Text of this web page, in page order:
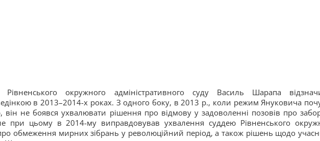
Рівненського окружного адміністративного суду Василь Шарапа
в 2013–2014-х роках. З одного боку, в 2013 р., коли режим Януковича
він не боявся ухвалювати рішення про відмову у задоволенні позовів про
при цьому в 2014-му виправдовував ухвалення суддею Рівненського
обмеження мирних зібрань у революційний період, а також рішень щодо